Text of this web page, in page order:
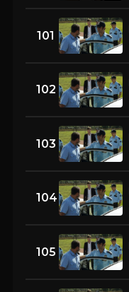
101
102
103
104
105